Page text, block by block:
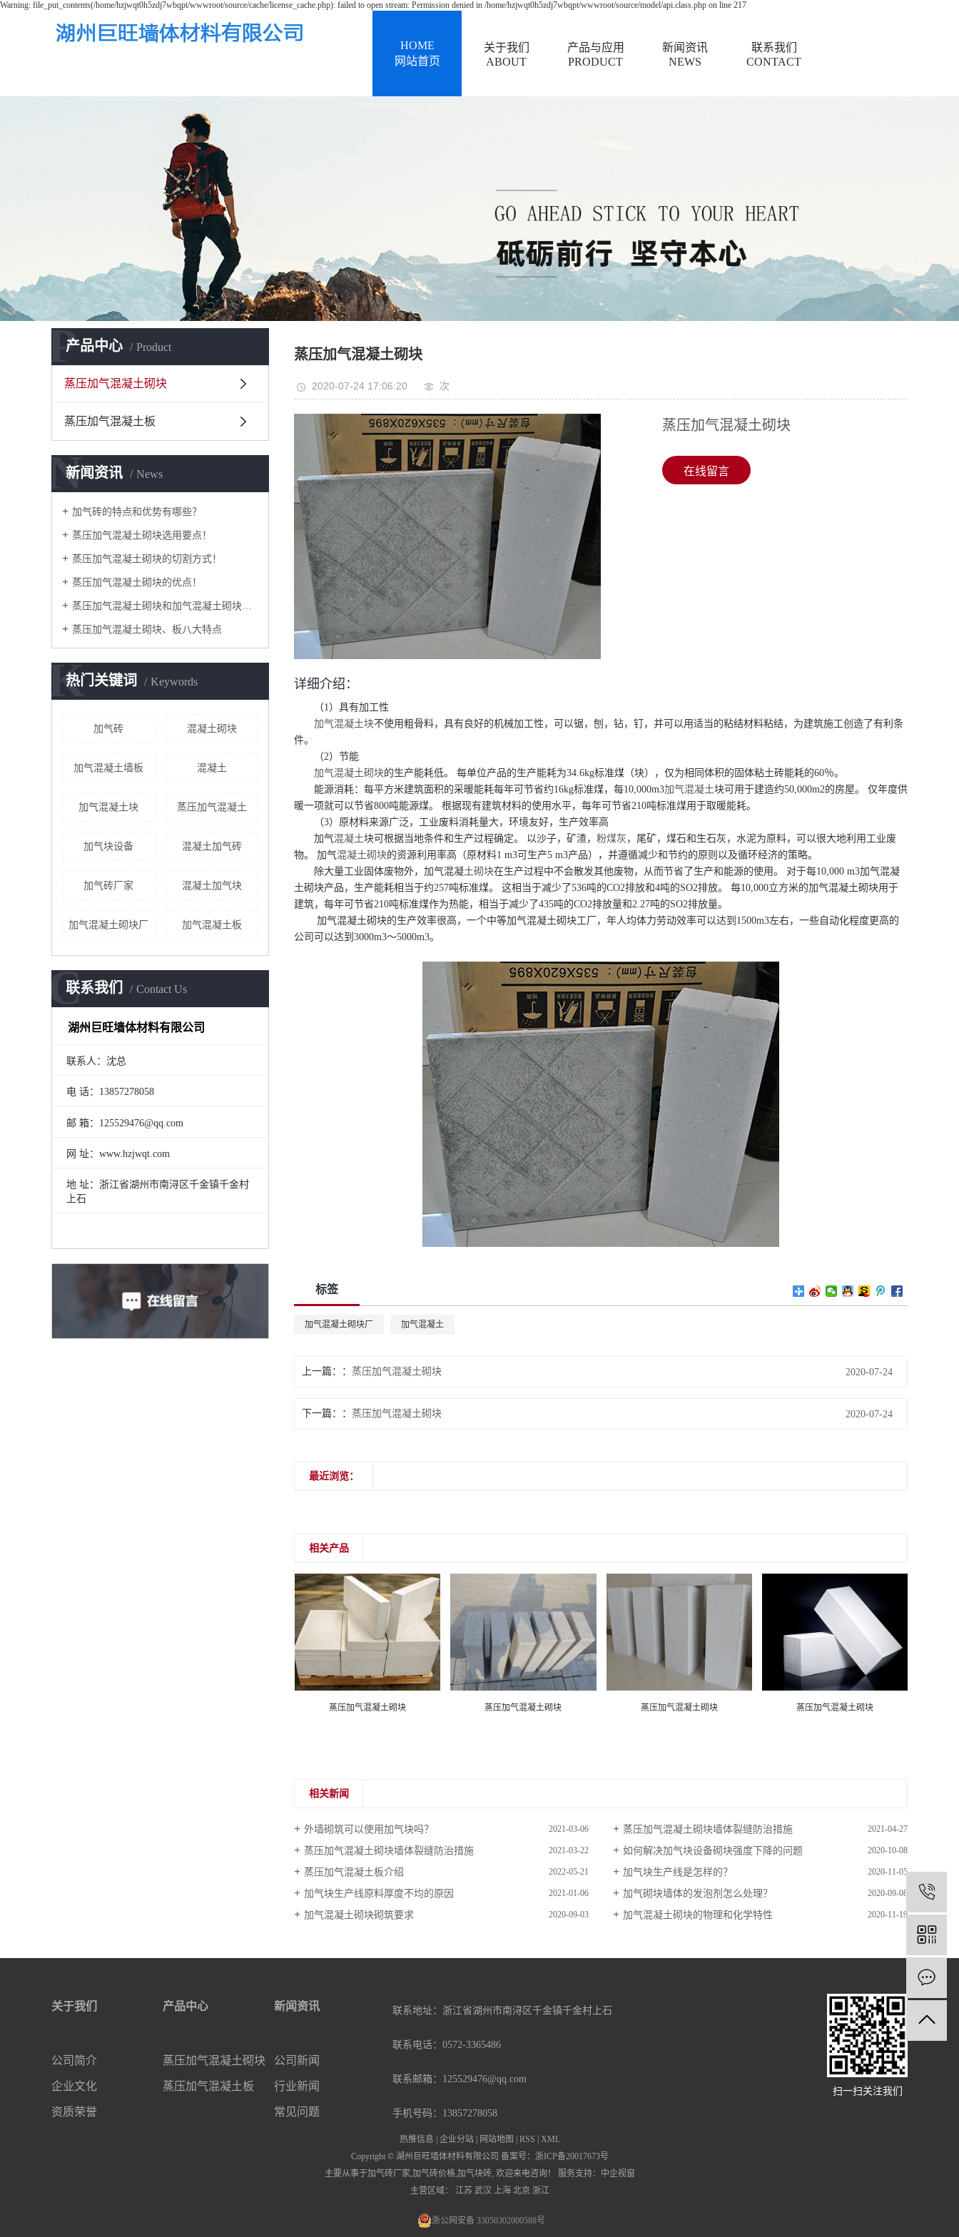
Warning: file_put_contents(/home/hzjwqt0h5zdj7wbqpt/wwwroot/source/cache/license_cache.php): failed to open stream: Permission denied in /home/hzjwqt0h5zdj7wbqpt/wwwroot/source/model/api.class.php on line 217
网站首页
HOME
关于我们
ABOUT
产品与应用
PRODUCT
新闻资讯
NEWS
联系我们
CONTACT
产品中心 Product
P
蒸压加气混凝土砌块
蒸压加气混凝土板
新闻资讯 News
N
加气砖的特点和优势有哪些？
蒸压加气混凝土砌块选用要点！
蒸压加气混凝土砌块的切割方式！
蒸压加气混凝土砌块的优点！
蒸压加气混凝土砌块和加气混凝土砌块有什么区别？
蒸压加气混凝土砌块、板八大特点
热门关键词 Keywords
K
加气砖 混凝土砌块
加气混凝土墙板 混凝土
加气混凝土块 蒸压加气混凝土
加气块设备 混凝土加气砖
加气砖厂家 混凝土加气块
加气混凝土砌块厂 加气混凝土板
联系我们 Contact Us
C
湖州巨旺墙体材料有限公司
联系人：沈总
电 话：13857278058
邮 箱：125529476@qq.com
网 址：www.hzjwqt.com
地 址：浙江省湖州市南浔区千金镇千金村
上石
蒸压加气混凝土砌块
2020-07-24 17:06:20 次
蒸压加气混凝土砌块
在线留言
详细介绍：
（1）具有加工性
加气混凝土块不使用粗骨料，具有良好的机械加工性，可以锯，刨，钻，钉，并可以用适当的粘结材料粘结，为建筑施工创造了有利条
件。
（2）节能
加气混凝土砌块的生产能耗低。 每单位产品的生产能耗为34.6kg标准煤（块），仅为相同体积的固体粘土砖能耗的60％。
能源消耗：每平方米建筑面积的采暖能耗每年可节省约16kg标准煤，每10,000m3加气混凝土块可用于建造约50,000m2的房屋。 仅年度供
暖一项就可以节省800吨能源煤。 根据现有建筑材料的使用水平，每年可节省210吨标准煤用于取暖能耗。
（3）原材料来源广泛，工业废料消耗量大，环境友好，生产效率高
加气混凝土块可根据当地条件和生产过程确定。 以沙子，矿渣， 粉煤灰 ，尾矿，煤石和生石灰，水泥为原料，可以很大地利用工业废
物。 加气混凝土砌块的资源利用率高（原材料1 m3可生产5 m3产品），并遵循减少和节约的原则以及循环经济的策略。
除大量工业固体废物外，加气混凝土砌块在生产过程中不会散发其他废物，从而节省了生产和能源的使用。 对于每10,000 m3加气混凝
土砌块产品，生产能耗相当于约257吨标准煤。 这相当于减少了536吨的CO2排放和4吨的SO2排放。 每10,000立方米的加气混凝土砌块用于
建筑，每年可节省210吨标准煤作为热能，相当于减少了435吨的CO2排放量和2.27吨的SO2排放量。
加气混凝土砌块的生产效率很高，一个中等加气混凝土砌块工厂，年人均体力劳动效率可以达到1500m3左右，一些自动化程度更高的
公司可以达到3000m3〜5000m3。
标签
加气混凝土砌块厂 加气混凝土
上一篇： 蒸压加气混凝土砌块 2020-07-24
下一篇： 蒸压加气混凝土砌块 2020-07-24
最近浏览：
相关产品
蒸压加气混凝土砌块 蒸压加气混凝土砌块 蒸压加气混凝土砌块 蒸压加气混凝土砌块
相关新闻
外墙砌筑可以使用加气块吗？ 2021-03-06 蒸压加气混凝土砌块墙体裂缝防治措施 2021-04-27
蒸压加气混凝土砌块墙体裂缝防治措施 2021-03-22 如何解决加气块设备砌块强度下降的问题 2020-10-08
蒸压加气混凝土板介绍 2022-05-21 加气块生产线是怎样的？ 2020-11-05
加气块生产线原料厚度不均的原因 2021-01-06 加气砌块墙体的发泡剂怎么处理？ 2020-09-08
加气混凝土砌块砌筑要求 2020-09-03 加气混凝土砌块的物理和化学特性 2020-11-19
关于我们
公司简介
企业文化
资质荣誉
产品中心
蒸压加气混凝土砌块
蒸压加气混凝土板
新闻资讯
公司新闻
行业新闻
常见问题
联系地址：浙江省湖州市南浔区千金镇千金村上石
联系电话：0572-3365486
联系邮箱：125529476@qq.com
手机号码：13857278058
扫一扫关注我们
热推信息 企业分站| 网站地图 RSS
XML
Copyright © 湖州巨旺墙体材料有限公司 备案号： 浙ICP备20017673号
主要从事于加气砖厂家,加气砖价格,加气块砖, 欢迎来电咨询！ 服务支持：
中企视窗
主营区域：
江苏 武汉 上海 北京 浙江
浙公网安备 33050302000588号